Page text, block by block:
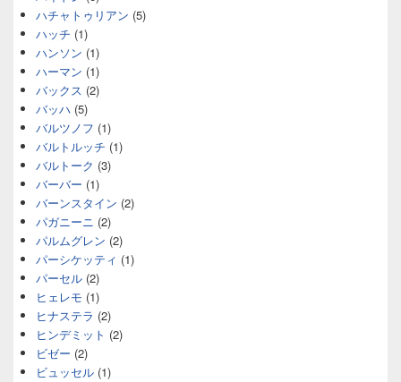
ハチャトゥリアン (5)
ハッチ (1)
ハンソン (1)
ハーマン (1)
バックス (2)
バッハ (5)
バルツノフ (1)
バルトルッチ (1)
バルトーク (3)
バーバー (1)
バーンスタイン (2)
パガニーニ (2)
パルムグレン (2)
パーシケッティ (1)
パーセル (2)
ヒェレモ (1)
ヒナステラ (2)
ヒンデミット (2)
ビゼー (2)
ビュッセル (1)